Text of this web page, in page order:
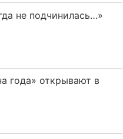
не подчинилась…»
года» открывают в